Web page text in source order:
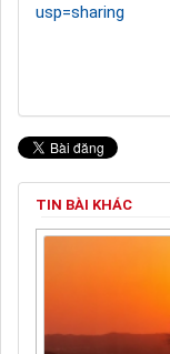
usp=sharing
TIN BÀI KHÁC